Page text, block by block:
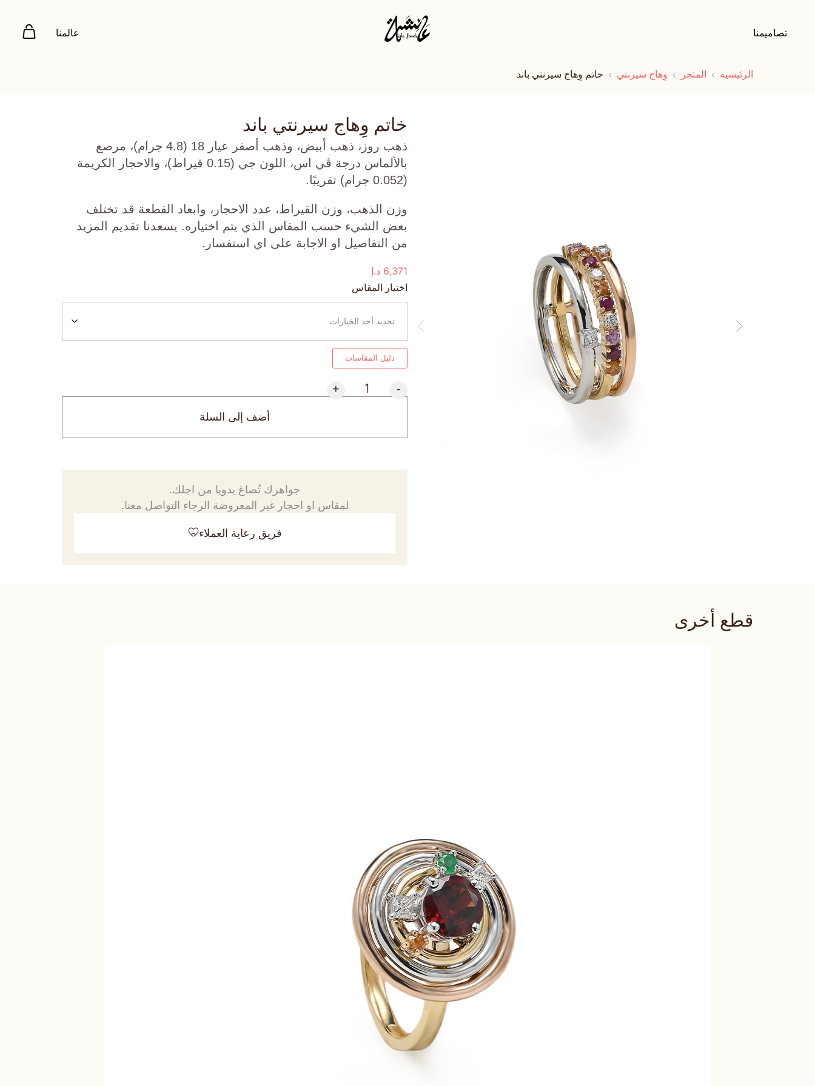
تصاميمنا عالمنا
الرئيسية المتجر وِهاج سيرنتي خاتم وِهاج سيرنتي باند
خاتم وِهاج سيرنتي باند
ذهب روز، ذهب أبيض، وذهب أصفر عيار 18 (4.8 جرام)، مرصع
بالألماس درجة ڤي اس، اللون جي (0.15 قيراط)، والاحجار الكريمة
(0.052 جرام) تقريبًا.
وزن الذهب، وزن القيراط، عدد الاحجار، وابعاد القطعة قد تختلف
بعض الشيء حسب المقاس الذي يتم اختياره. يسعدنا تقديم المزيد
من التفاصيل او الاجابة على اي استفسار.
6,371 د.إ
اختيار المقاس
دليل المقاسات
-
+
أضف إلى السلة
جواهرك تُصاغ يدويا من اجلك.
لمقاس او احجار غير المعروضة الرجاء التواصل معنا.
فريق رعاية العملاء
قطع أخرى